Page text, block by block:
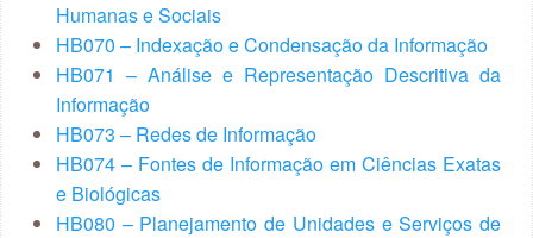
Humanas e Sociais
HB070 – Indexação e Condensação da Informação
HB071 – Análise e Representação Descritiva da
Informação
HB073 – Redes de Informação
HB074 – Fontes de Informação em Ciências Exatas
e Biológicas
HB080 – Planejamento de Unidades e Serviços de